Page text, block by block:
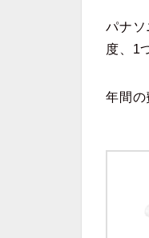
パナ
度、1
年間の